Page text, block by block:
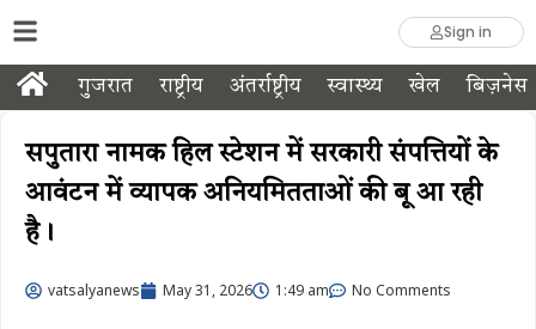
Sign in
गुजरात राष्ट्रीय अंतर्राष्ट्रीय स्वास्थ्य खेल बिज़नेस
सपुतारा नामक हिल स्टेशन में सरकारी संपत्तियों के
आवंटन में व्यापक अनियमितताओं की बू आ रही
है।
vatsalyanews May 31, 2026 1:49 am No Comments